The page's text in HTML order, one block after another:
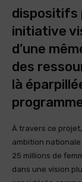
dispositifs
initiative
d’une
des
là
À travers ce
ambition nationale
25 millions de
dans une vision